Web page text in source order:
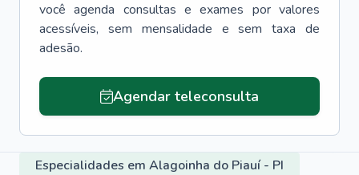
você agenda consultas e exames por valores
acessíveis, sem mensalidade e sem taxa de
adesão.
Agendar teleconsulta
Especialidades em Alagoinha do Piauí - PI